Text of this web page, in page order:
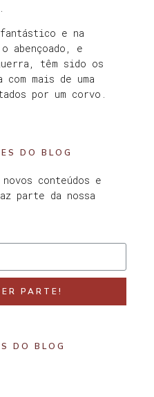
fantástico e na
abençoado, e
têm sido os
mais de uma
por um corvo.
DO BLOG
conteúdos e
parte da nossa
PARTE!
DO BLOG